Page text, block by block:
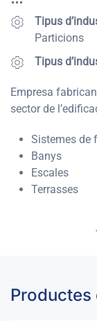
Tipus
Particions
Tipus
Empresa
sector de
Sistemes de
Banys
Escales
Terrasses
Productes